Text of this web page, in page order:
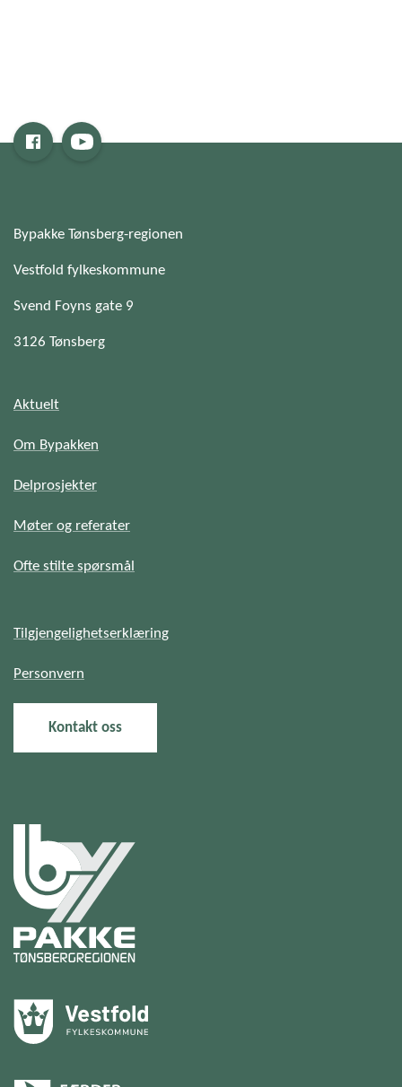
Bypakke Tønsberg-regionen
Vestfold fylkeskommune
Svend Foyns gate 9
3126 Tønsberg
Aktuelt
Om Bypakken
Delprosjekter
Møter og referater
Ofte stilte spørsmål
Tilgjengelighetserklæring
Personvern
Kontakt oss